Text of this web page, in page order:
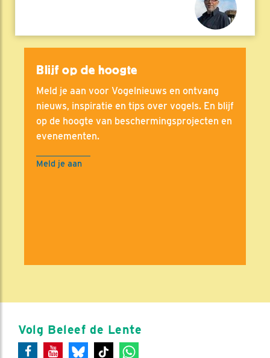
Blijf op de hoogte
Meld je aan voor Vogelnieuws en ontvang
nieuws, inspiratie en tips over vogels. En blijf
op de hoogte van beschermingsprojecten en
evenementen.
Meld je aan
Volg Beleef de Lente